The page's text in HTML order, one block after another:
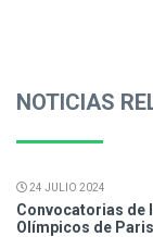
NOTICIAS
24 JULIO 2024
Convocatorias de
Olímpicos de